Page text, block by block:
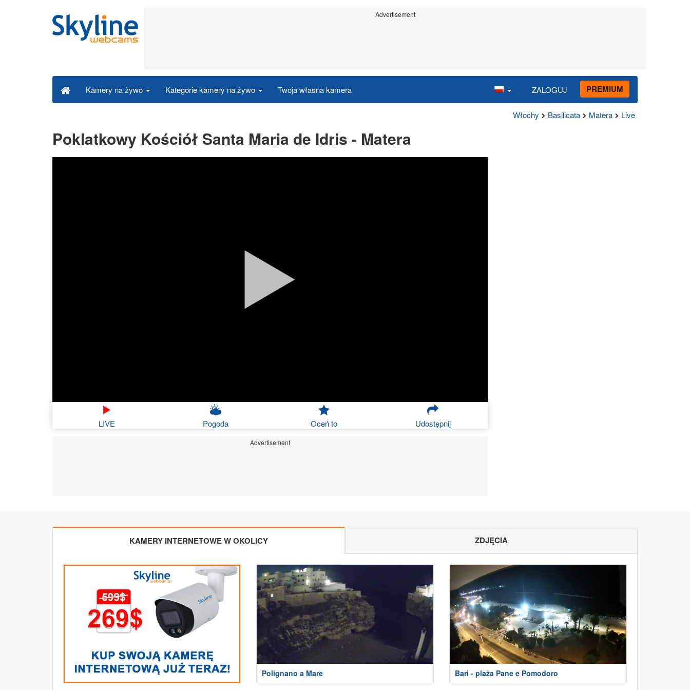
Advertisement
Kamery na żywo Kategorie kamery na żywo Twoja własna kamera ZALOGUJ PREMIUM
Włochy Basilicata Matera Live
Poklatkowy Kościół Santa Maria de Idris - Matera
LIVE Pogoda Oceń to Udostępnij
Advertisement
KAMERY INTERNETOWE W OKOLICY ZDJĘCIA
Polignano a Mare Bari - plaża Pane e Pomodoro